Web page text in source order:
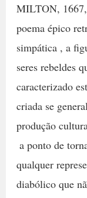
MILTON,
poema épico
simpática , a
seres rebeldes
caracterizado
criada se
produção
 a ponto de
qualquer
diabólico que